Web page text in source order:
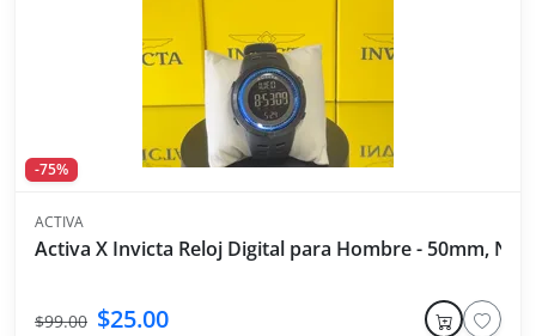
-75%
ACTIVA
Activa X Invicta Reloj Digital para Hombre - 50mm,
$99.00 $25.00